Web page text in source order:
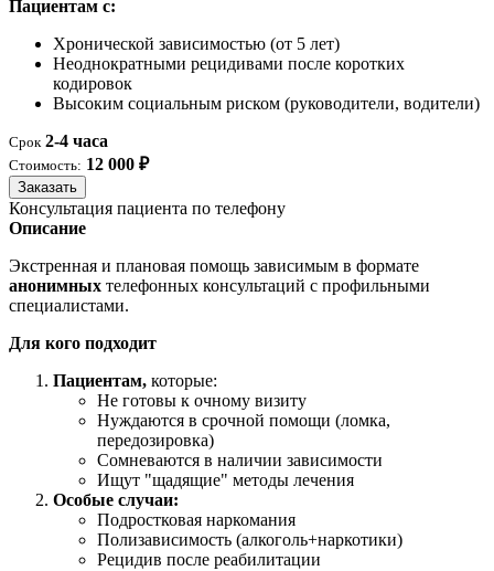
Пациентам с:
Хронической зависимостью (от 5 лет)
Неоднократными рецидивами после коротких
кодировок
Высоким социальным риском (руководители, водители)
Срок 2-4 часа
Стоимость: 12 000 ₽
Заказать
Консультация пациента по телефону
Описание
Экстренная и плановая помощь зависимым в формате
анонимных телефонных консультаций с профильными
специалистами.
Для кого подходит
Пациентам, которые:
Не готовы к очному визиту
Нуждаются в срочной помощи (ломка,
передозировка)
Сомневаются в наличии зависимости
Ищут "щадящие" методы лечения
Особые случаи:
Подростковая наркомания
Полизависимость (алкоголь+наркотики)
Рецидив после реабилитации